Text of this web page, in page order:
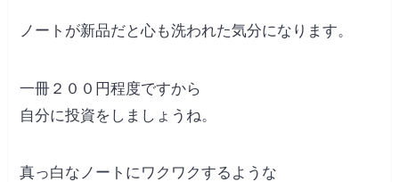
ノートが新品だと心も洗われた気分になります。
一冊２００円程度ですから
自分に投資をしましょうね。
真っ白なノートにワクワクするような